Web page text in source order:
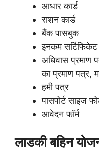
आधार कार्ड
राशन कार्ड
बैंक पासबुक
इनकम सर्टिफिकेट
अधिवास प्रमाण
का प्रमाण पत्र,
हमी पत्र
पासपोर्ट साइज
आवेदन फॉर्म
लाडकी बहिन